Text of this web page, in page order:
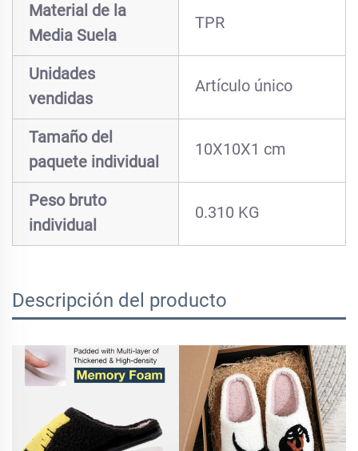
Material de la
Media Suela
TPR
Unidades
vendidas
Artículo único
Tamaño del
paquete individual
10X10X1 cm
Peso bruto
individual
0.310 KG
Descripción del producto